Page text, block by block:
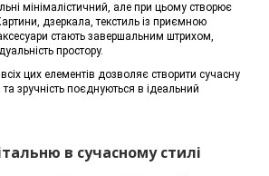
мінімалістичний, але при цьому створює
дзеркала, текстиль із приємною
стають завершальним штрихом,
простору.
цих елементів дозволяє створити сучасну
зручність поєднуються в ідеальний
в сучасному стилі